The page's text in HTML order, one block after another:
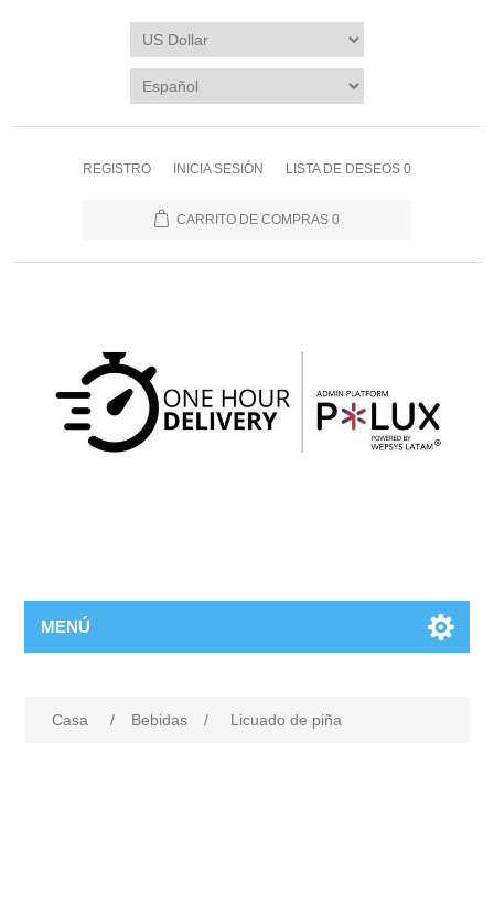
REGISTRO INICIA SESIÓN LISTA DE DESEOS 0
CARRITO DE COMPRAS 0
MENÚ
Casa / Bebidas / Licuado de piña